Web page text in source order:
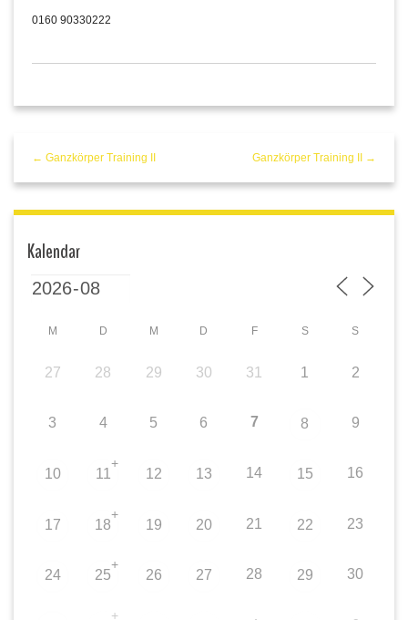
0160 90330222
← Ganzkörper Training II Ganzkörper Training II →
Kalendar
M D M D F S S
27 28 29 30 31 1 2
3 4 5 6 7 8 9
10 11
+
12 13 14 15 16
17 18
+
19 20 21 22 23
24 25
+
26 27 28 29 30
+